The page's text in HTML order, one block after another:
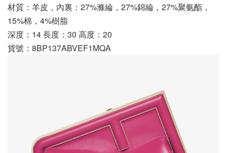
材質：羊皮，內裏：27%滌綸，27%錦綸，27%聚氨酯，
15%棉，4%樹脂
深度：14 長度：30 高度：20
貨號：8BP137ABVEF1MQA